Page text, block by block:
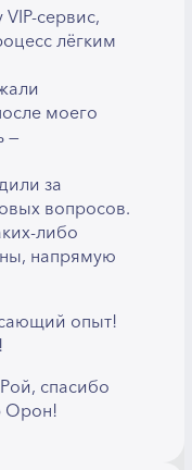
сервис,
лёгким
моего
—
за
вопросов.
либо
напрямую
опыт!
спасибо
Орон!